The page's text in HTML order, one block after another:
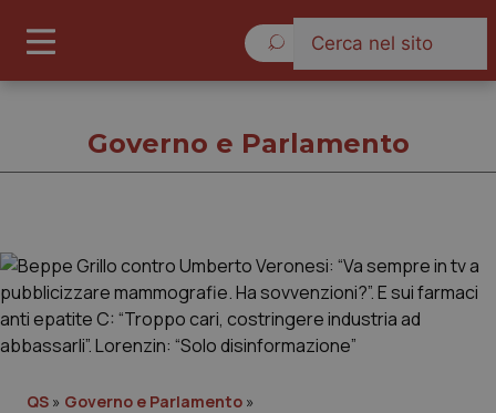
Cronache
Governo e Parlamento
QS » Governo e Parlamento »